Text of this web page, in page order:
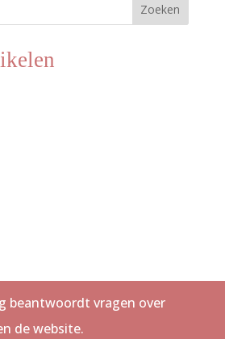
Zoeken
beantwoordt vragen over
de website.